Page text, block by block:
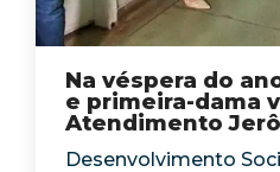
Na véspera do
e primeira-dama
Atendimento
Desenvolvimento